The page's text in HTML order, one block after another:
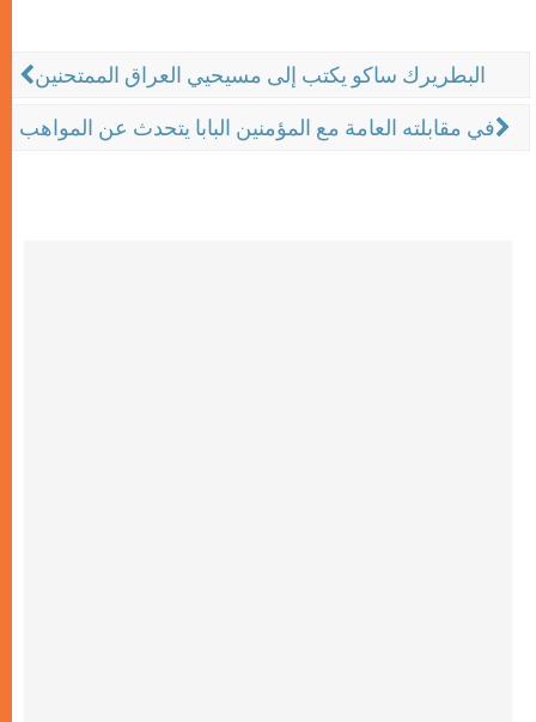
البطريرك ساكو يكتب إلى مسيحيي العراق الممتحنين
في مقابلته العامة مع المؤمنين البابا يتحدث عن المواهب